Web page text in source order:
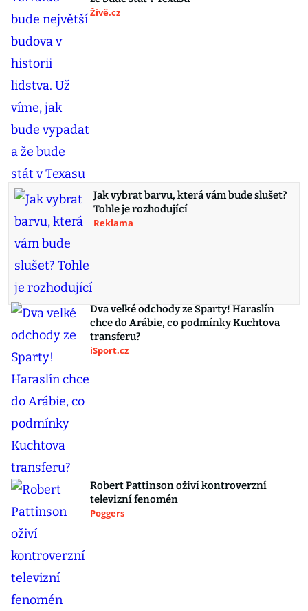
Živě.cz
Jak vybrat barvu, která vám bude slušet?
Tohle je rozhodující
Reklama
Dva velké odchody ze Sparty! Haraslín
chce do Arábie, co podmínky Kuchtova
transferu?
iSport.cz
Robert Pattinson oživí kontroverzní
televizní fenomén
Poggers